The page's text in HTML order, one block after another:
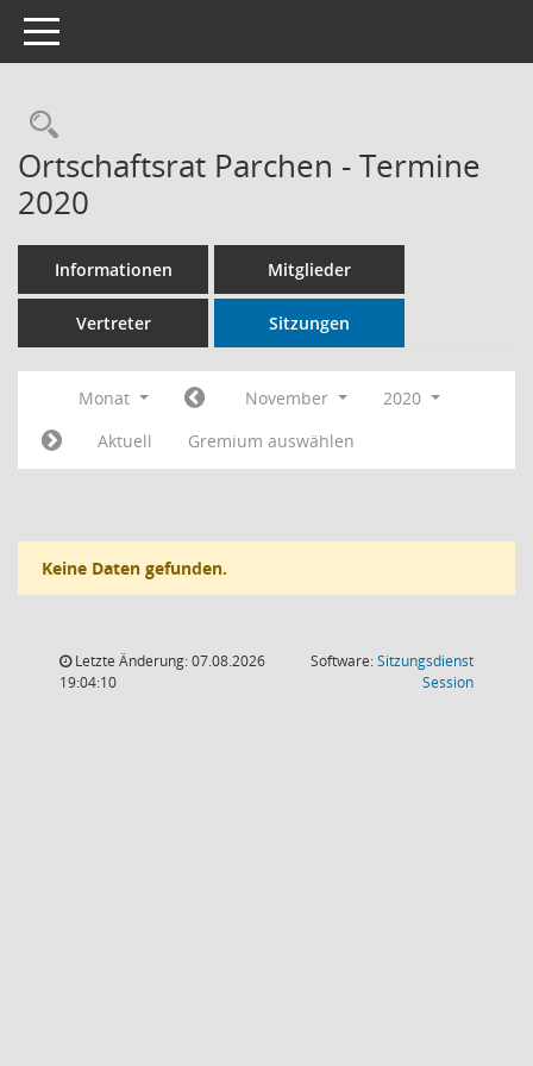
Toggle navigation
Rechercheauswahl
Ortschaftsrat Parchen - Termine
2020
Informationen Mitglieder
Vertreter Sitzungen
Monat November
2020
Aktuell
Gremium auswählen
Keine Daten gefunden.
Letzte Änderung: 07.08.2026
19:04:10
Software:Sitzungsdienst
Session(Wird in